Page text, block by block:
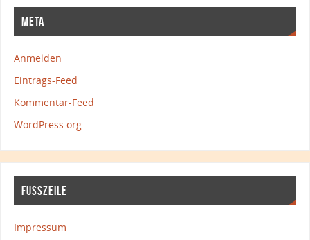
META
Anmelden
Eintrags-Feed
Kommentar-Feed
WordPress.org
FUSSZEILE
Impressum